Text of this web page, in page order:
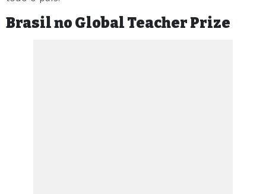
Brasil no Global Teacher Prize